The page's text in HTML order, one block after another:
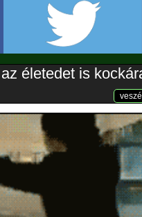
életedet is